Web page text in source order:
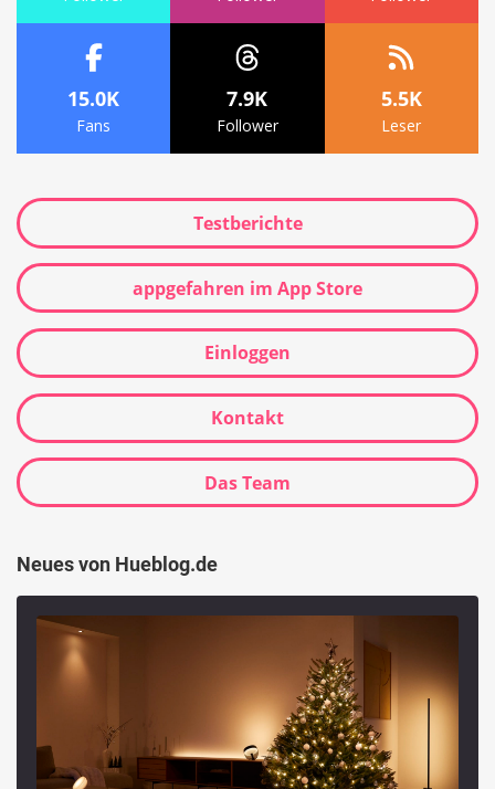
15.0K
Fans
7.9K
Follower
5.5K
Leser
Testberichte
appgefahren im App Store
Einloggen
Kontakt
Das Team
Neues von Hueblog.de